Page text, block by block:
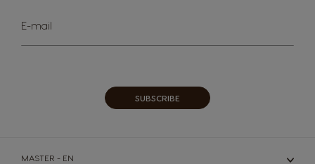
Sign
Up
for
E-mail
SUBSCRIBE
MASTER - EN